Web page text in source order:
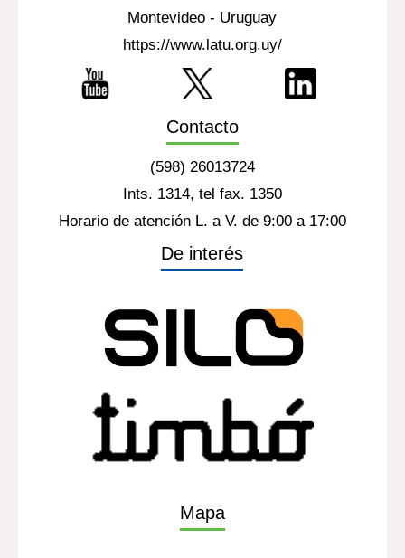
Montevideo - Uruguay
https://www.latu.org.uy/
Contacto
(598) 26013724
Ints. 1314, tel fax. 1350
Horario de atención L. a V. de 9:00 a 17:00
De interés
Mapa